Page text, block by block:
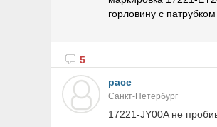
горловину с
5
pace
Санкт-Петербург
17221-JY00A не